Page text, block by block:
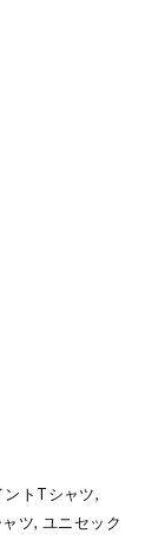
ントTシャツ,
ツ, ユニセック